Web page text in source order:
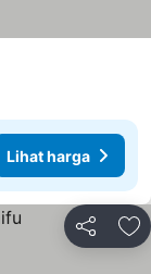
Lihat harga
Bagikan